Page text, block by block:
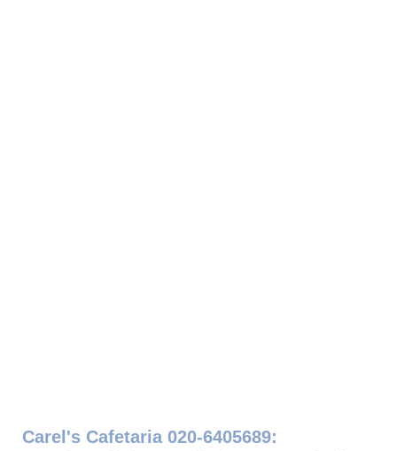
Carel's Cafetaria 020-6405689: